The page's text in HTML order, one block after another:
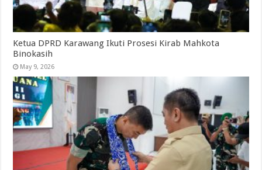
Ketua DPRD Karawang Ikuti Prosesi Kirab Mahkota
Binokasih
May 9, 2026